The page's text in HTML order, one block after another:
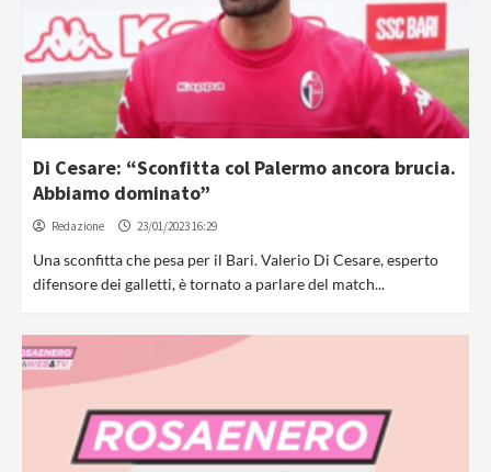
Di Cesare: “Sconfitta col Palermo ancora brucia.
Abbiamo dominato”
Redazione 23/01/2023 16:29
Una sconfitta che pesa per il Bari. Valerio Di Cesare, esperto
difensore dei galletti, è tornato a parlare del match...